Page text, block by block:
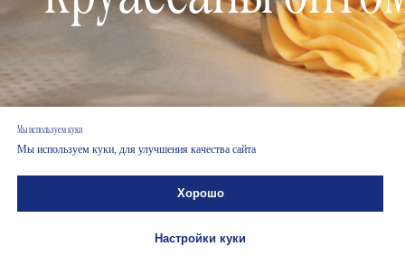
Мы используем куки
Мы используем куки, для улучшения качества сайта
Хорошо
Настройки куки